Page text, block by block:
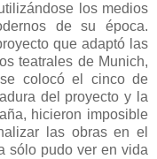
los medios
de su época.
que adaptó las
teatrales de Munich,
colocó el cinco de
del proyecto y la
hicieron imposible
las obras en el
sólo pudo ver en vida